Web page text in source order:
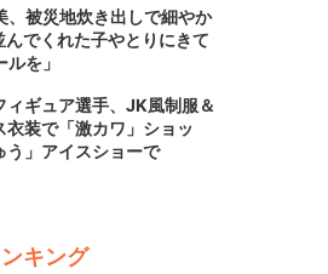
、被災地炊き出しで細やか
でくれた子やとりにきて
を」
ィギュア選手、JK風制服＆
衣装で「激カワ」ショッ
」アイスショーで
キング